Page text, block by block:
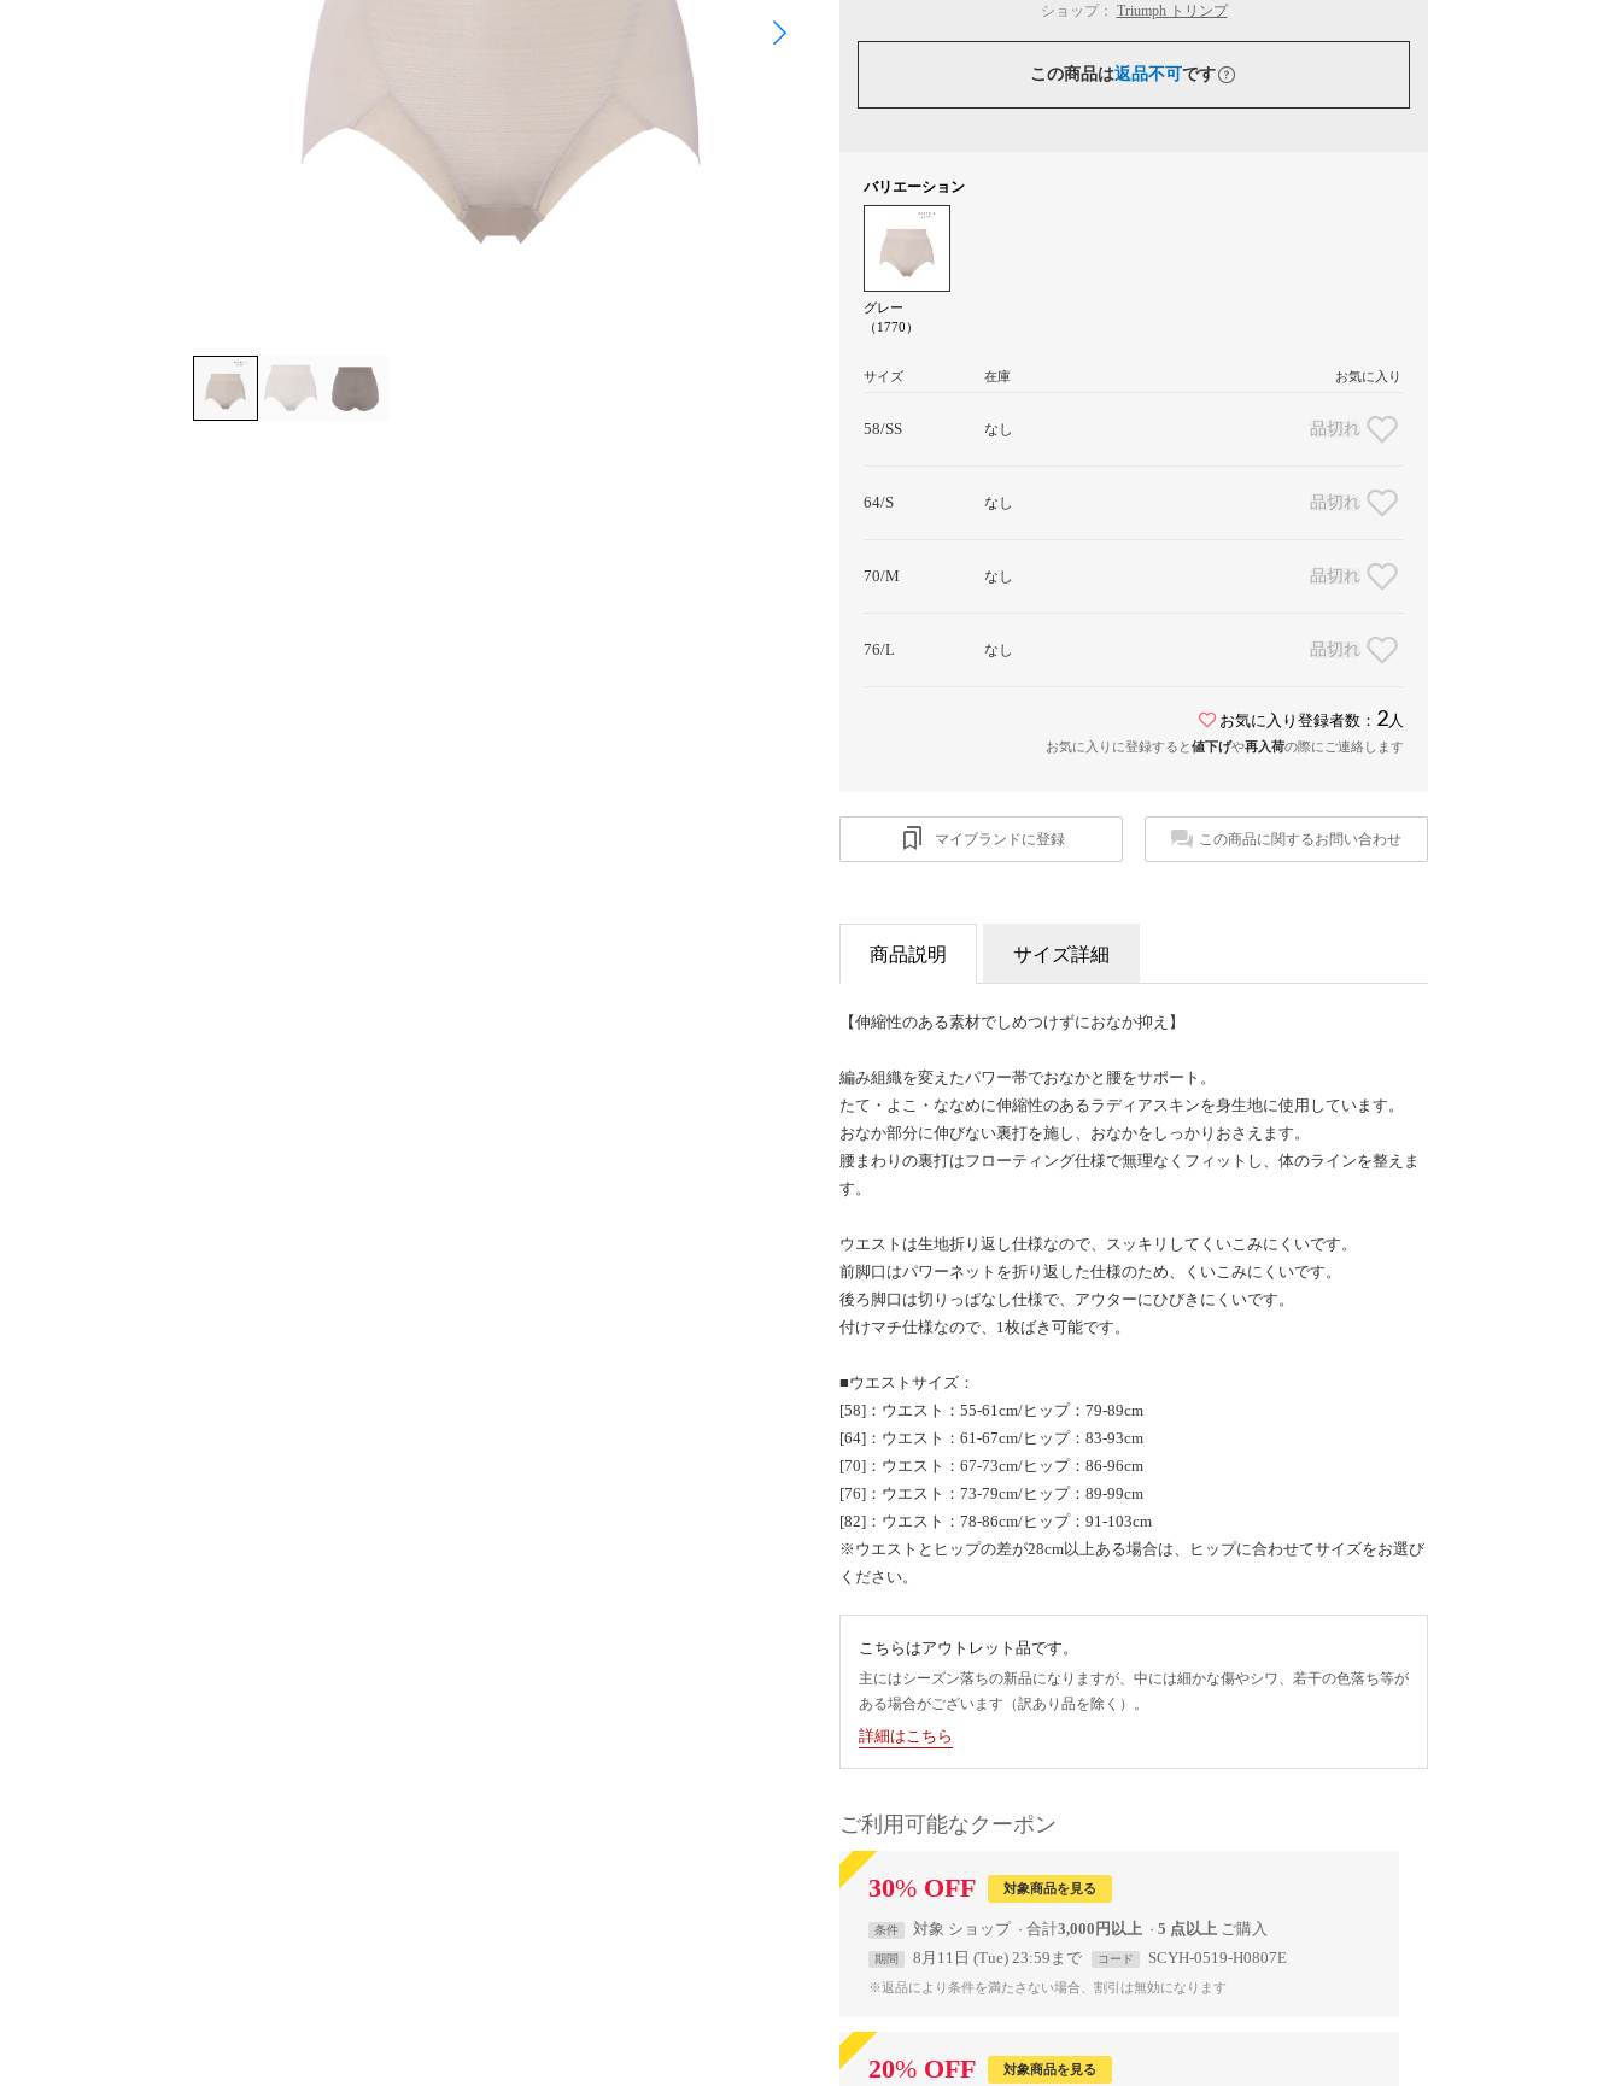
ショップ： Triumph トリンプ
この商品は返品不可です
バリエーション
グレー
（1770）
サイズ 在庫 お気に入り
58/SS なし 品切れ
64/S なし 品切れ
70/M なし 品切れ
76/L なし 品切れ
お気に入り登録者数： 2 人
お気に入りに登録すると値下げや再入荷の際にご連絡します
マイブランドに登録 この商品に関するお問い合わせ
商品説明 サイズ詳細
【伸縮性のある素材でしめつけずにおなか抑え】
編み組織を変えたパワー帯でおなかと腰をサポート。
たて・よこ・ななめに伸縮性のあるラディアスキンを身生地に使用しています。
おなか部分に伸びない裏打を施し、おなかをしっかりおさえます。
腰まわりの裏打はフローティング仕様で無理なくフィットし、体のラインを整えま
す。
ウエストは生地折り返し仕様なので、スッキリしてくいこみにくいです。
前脚口はパワーネットを折り返した仕様のため、くいこみにくいです。
後ろ脚口は切りっぱなし仕様で、アウターにひびきにくいです。
付けマチ仕様なので、1枚ばき可能です。
■ウエストサイズ：
[58]：ウエスト：55-61cm/ヒップ：79-89cm
[64]：ウエスト：61-67cm/ヒップ：83-93cm
[70]：ウエスト：67-73cm/ヒップ：86-96cm
[76]：ウエスト：73-79cm/ヒップ：89-99cm
[82]：ウエスト：78-86cm/ヒップ：91-103cm
※ウエストとヒップの差が28cm以上ある場合は、ヒップに合わせてサイズをお選び
ください。
こちらはアウトレット品です。
主にはシーズン落ちの新品になりますが、中には細かな傷やシワ、若干の色落ち等が
ある場合がございます（訳あり品を除く）。
詳細はこちら
ご利用可能なクーポン
30% OFF 対象商品を見る
条件 対象 ショップ 合計3,000円以上 5 点以上
期間 8月11日 (Tue) 23:59まで コード SCYH-0519-H0807E
※返品により条件を満たさない場合、割引は無効になります
20% OFF 対象商品を見る